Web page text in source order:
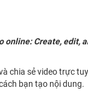
online: Create, edit,
chia sẻ video trực
bạn tạo nội dung.